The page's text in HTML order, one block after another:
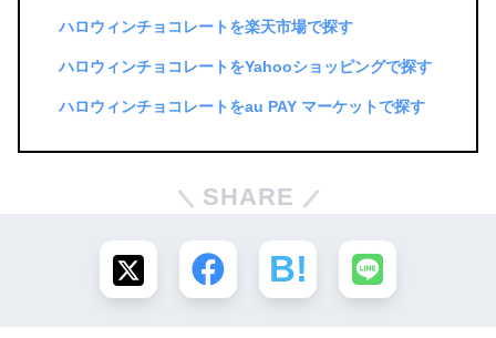
ハロウィンチョコレートを楽天市場で探す
ハロウィンチョコレートをYahooショッピングで探す
ハロウィンチョコレートをau PAY マーケットで探す
SHARE